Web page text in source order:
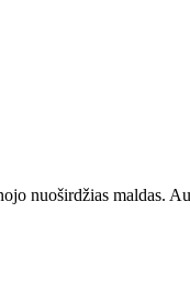
nuoširdžias maldas.